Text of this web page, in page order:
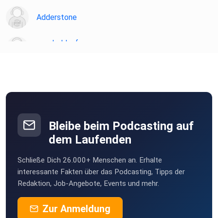
Adderstone
annebaldauf
v0okhjgy
anna.habimana-ihXa
Bleibe beim Podcasting auf
dem Laufenden
Schließe Dich 26.000+ Menschen an. Erhalte
interessante Fakten über das Podcasting, Tipps der
Redaktion, Job-Angebote, Events und mehr.
Zur Anmeldung